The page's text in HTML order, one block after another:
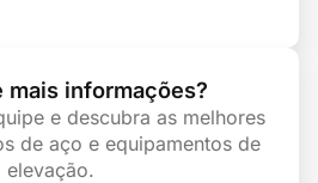
mais informações?
e descubra as melhores
de aço e equipamentos de
elevação.